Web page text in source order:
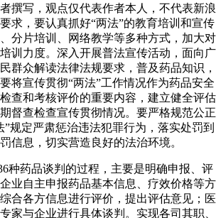
撰写，观点仅代表作者本人，不代表新浪
求，要认真抓好“两法”的教育培训和宣传
分片培训、网络教学等多种方式，加大对
训力度。深入开展普法宣传活动，面向广
群众解读法律法规要求，普及药品知识，
将宣传贯彻“两法”工作情况作为药品安全
查和考核评价的重要内容，建立健全评估
督查检查宣传贯彻情况。要严格规范公正
”规定严肃惩治违法犯罪行为，落实处罚到
信息，切实营造良好的法治环境。
种药品谈判的过程，主要是明确申报、评
业自主申报药品基本信息、疗效价格等方
合各方信息进行评价，提出评估意见；医
家与企业进行具体谈判。实现各司其职、